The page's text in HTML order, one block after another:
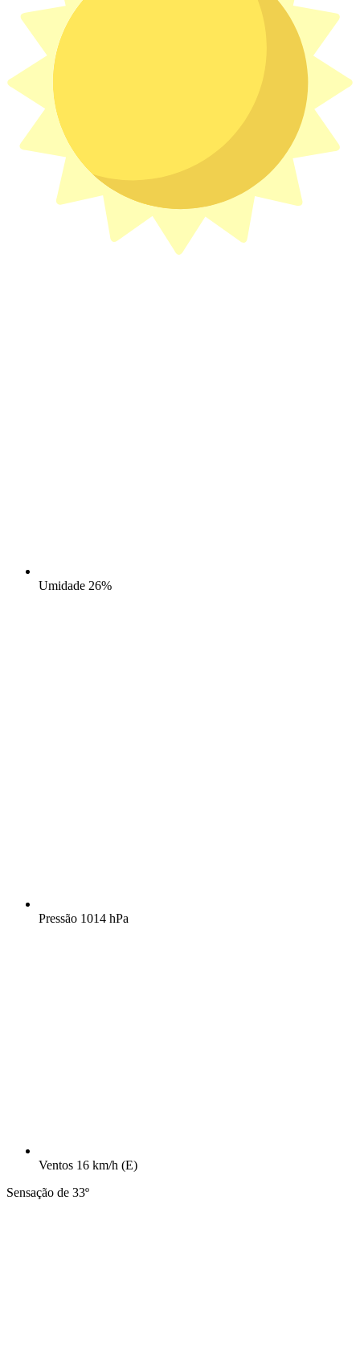
Umidade 26%
Pressão 1014 hPa
Ventos 16 km/h (E)
Sensação de 33º